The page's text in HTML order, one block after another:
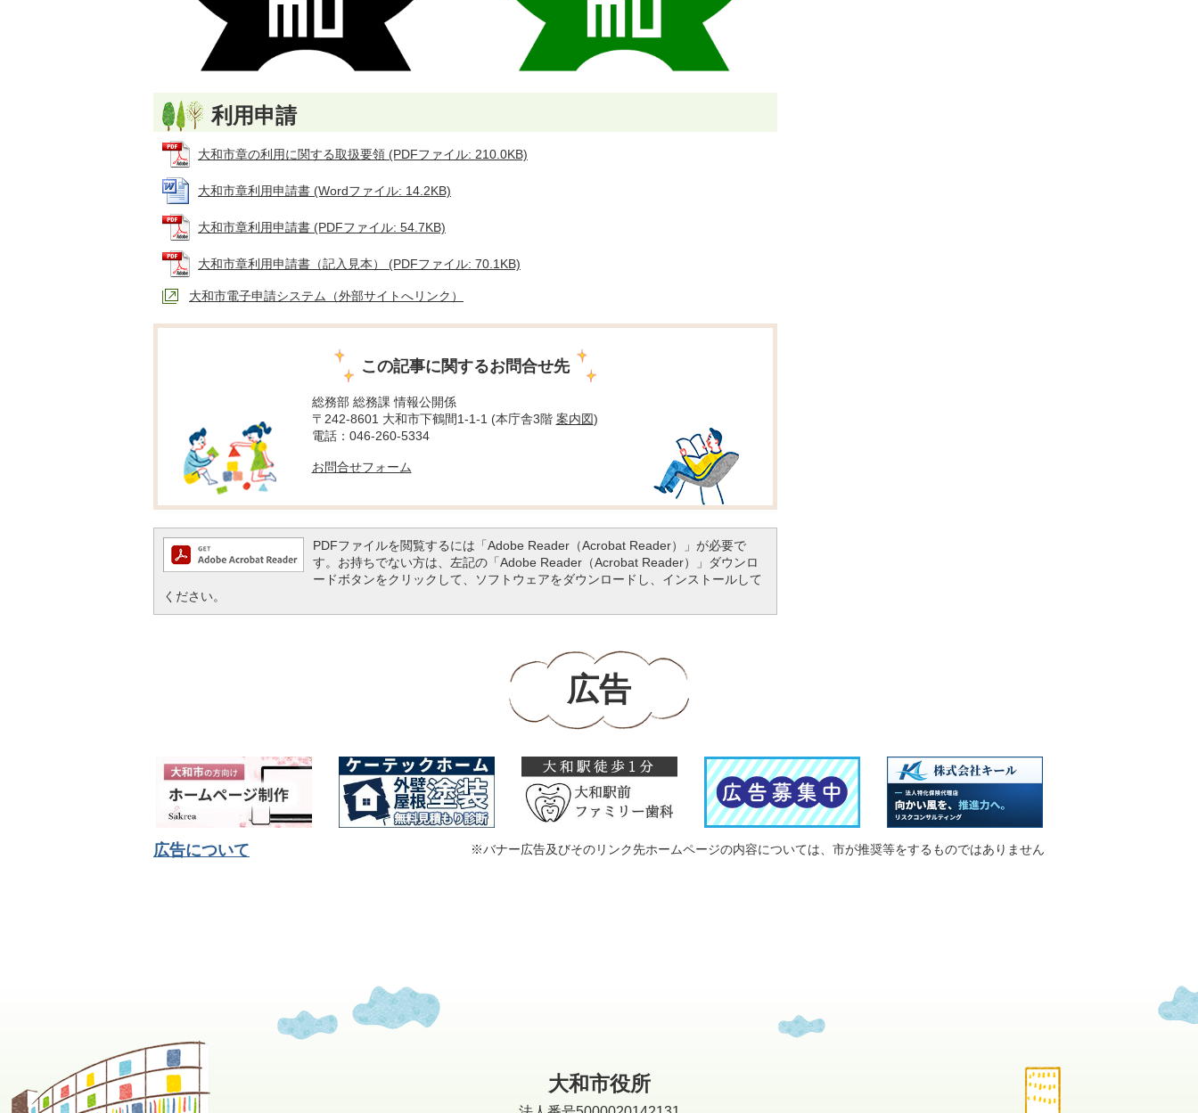
利用申請
大和市章の利用に関する取扱要領 (PDFファイル: 210.0KB)
大和市章利用申請書 (Wordファイル: 14.2KB)
大和市章利用申請書 (PDFファイル: 54.7KB)
大和市章利用申請書（記入見本） (PDFファイル: 70.1KB)
大和市電子申請システム（外部サイトへリンク）
この記事に関するお問合せ先
総務部 総務課 情報公開係
〒242-8601 大和市下鶴間1-1-1 (本庁舎3階 案内図)
電話：046-260-5334
お問合せフォーム
PDFファイルを閲覧するには「Adobe Reader（Acrobat Reader）」が必要で
す。お持ちでない方は、左記の「Adobe Reader（Acrobat Reader）」ダウンロ
ードボタンをクリックして、ソフトウェアをダウンロードし、インストールして
ください。
広告
広告について ※バナー広告及びそのリンク先ホームページの内容については、市が推奨等をするものではありません
大和市役所